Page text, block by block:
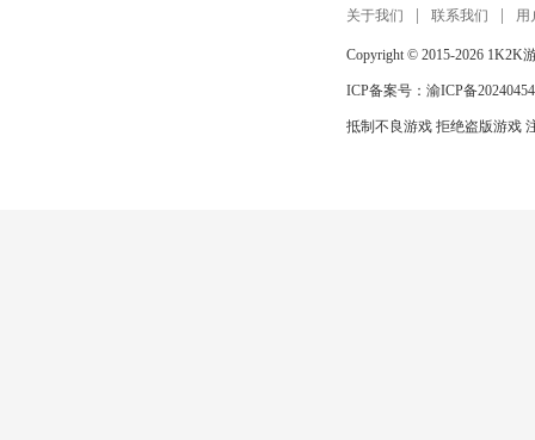
关于我们 联系我们 用
Copyright © 2015-2026 1K2K
ICP备案号： 渝ICP备
抵制不良游戏 拒绝盗版游戏